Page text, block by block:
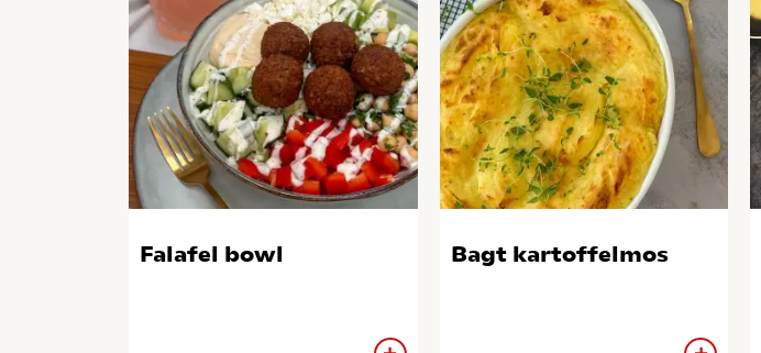
Falafel bowl Bagt kartoffelmos